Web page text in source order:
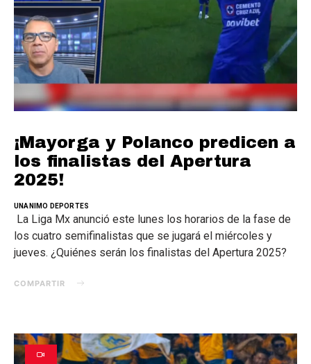
¡Mayorga y Polanco predicen a
los finalistas del Apertura
2025!
UNANIMO DEPORTES
La Liga Mx anunció este lunes los horarios de la fase de
los cuatro semifinalistas que se jugará el miércoles y
jueves. ¿Quiénes serán los finalistas del Apertura 2025?
COMPARTIR